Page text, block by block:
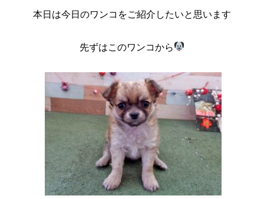
本日は今日のワンコをご紹介したいと思います
先ずはこのワンコから